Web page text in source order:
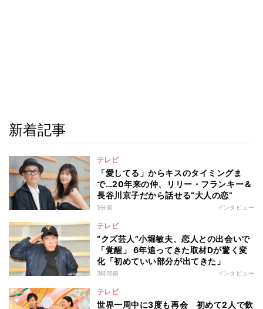
新着記事
テレビ
「愛してる」からキスのタイミングま
で…20年来の仲、リリー・フランキー＆
長谷川京子だから話せる“大人の恋”
5分前 インタビュー
テレビ
“クズ芸人”小堀敏夫、恋人との出会いで
「覚醒」 6年追ってきた取材Dが驚く変
化「初めていい部分が出てきた」
3時間前 インタビュー
テレビ
世界一周中に3度も再会 初めて2人で飲